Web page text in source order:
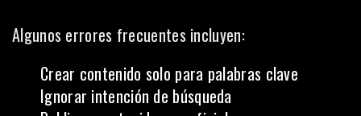
Algunos errores frecuentes incluyen:
Crear contenido solo para palabras clave
Ignorar intención de búsqueda